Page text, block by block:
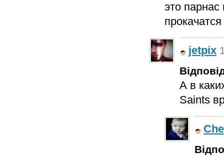
это
jetpix
А в
Saints